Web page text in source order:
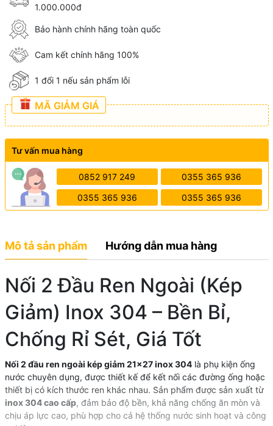
1.000.000đ
Bảo hành chính hãng toàn quốc
Cam kết chính hãng 100%
1 đổi 1 nếu sản phẩm lỗi
MÃ GIẢM GIÁ
Tư vấn mua hàng
0852 917 249 0355 365 936
0355 365 936 0355 365 936
Mô tả sản phẩm Hướng dẫn mua hàng
Nối 2 Đầu Ren Ngoài (Kép
Giảm) Inox 304 – Bền Bỉ,
Chống Rỉ Sét, Giá Tốt
Nối 2 đầu ren ngoài kép giảm 21x27 inox 304là phụ kiện ống
nước chuyên dụng, được thiết kế để kết nối các đường ống hoặc
thiết bị có kích thước ren khác nhau. Sản phẩm được sản xuất từ
inox 304 cao cấp, đảm bảo độ bền, khả năng chống ăn mòn và
chịu áp lực cao, phù hợp cho cả hệ thống nước sinh hoạt và công